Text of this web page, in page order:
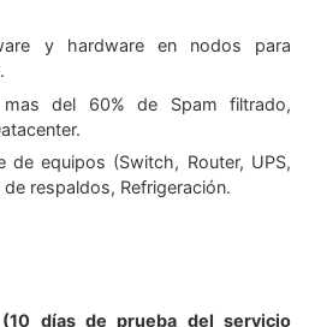
y hardware en nodos para
del 60% de Spam filtrado,
de equipos (Switch, Router, UPS,
respaldos, Refrigeración.
(10 días de prueba del servicio